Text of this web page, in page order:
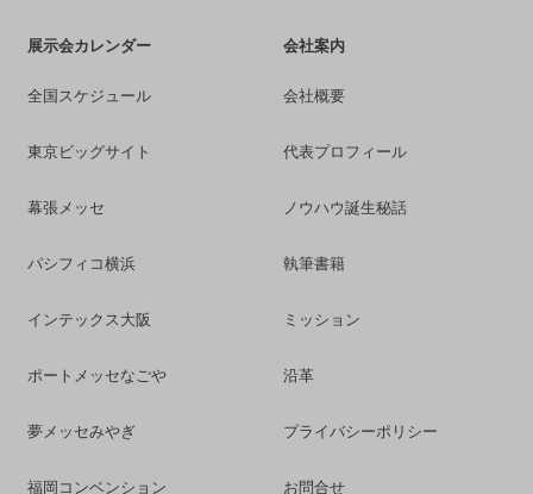
展示会カレンダー
全国スケジュール
東京ビッグサイト
幕張メッセ
パシフィコ横浜
インテックス大阪
ポートメッセなごや
夢メッセみやぎ
福岡コンベンション
会社案内
会社概要
代表プロフィール
ノウハウ誕生秘話
執筆書籍
ミッション
沿革
プライバシーポリシー
お問合せ